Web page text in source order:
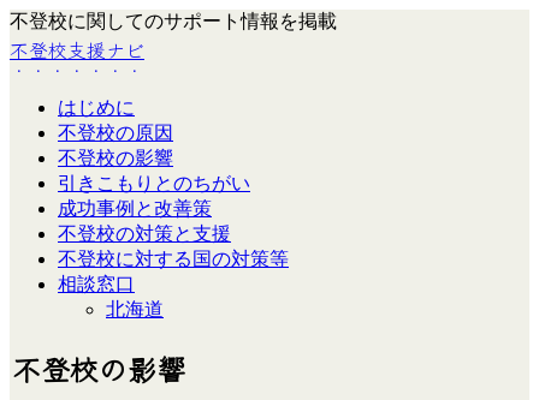
不登校に関してのサポート情報を掲載
不登校支援ナビ
はじめに
不登校の原因
不登校の影響
引きこもりとのちがい
成功事例と改善策
不登校の対策と支援
不登校に対する国の対策等
相談窓口
北海道
不登校の影響